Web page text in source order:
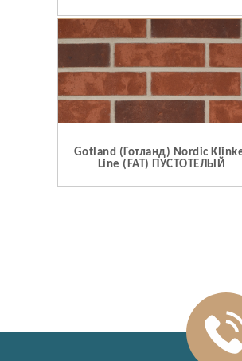
Gotland (Готланд) Nordic
Line (FAT) ПУСТОТЕЛЫЙ